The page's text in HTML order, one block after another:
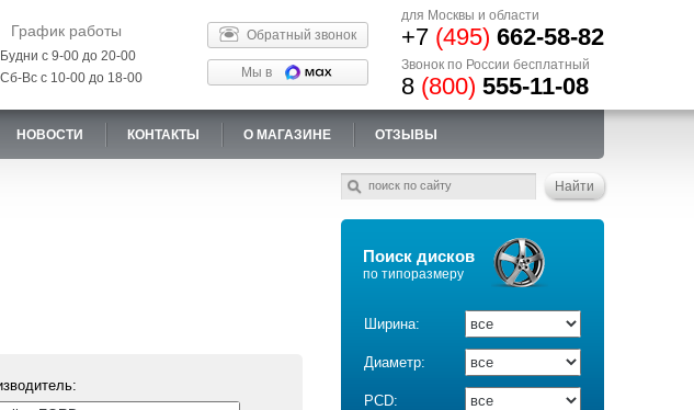
График работы
Будни с 9-00 до 20-00
Сб-Вс с 10-00 до 18-00
Обратный звонок
Мы в
для Москвы и области
+7 (495) 662-58-82
Звонок по России бесплатный
8 (800) 555-11-08
НОВОСТИ КОНТАКТЫ О МАГАЗИНЕ ОТЗЫВЫ
Поиск дисков
по типоразмеру
Ширина:
Диаметр:
PCD: